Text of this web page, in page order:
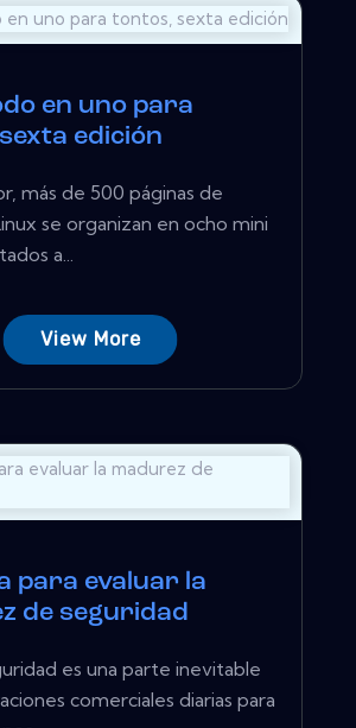
en uno para
edición
más de 500 páginas de
se organizan en ocho mini
a...
View More
para evaluar la
de seguridad
es una parte inevitable
comerciales diarias para